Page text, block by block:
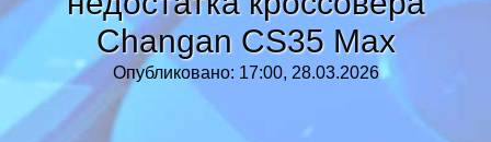
Changan CS35 Max
Опубликовано: 17:00, 28.03.2026
Рубрики»
Правила »